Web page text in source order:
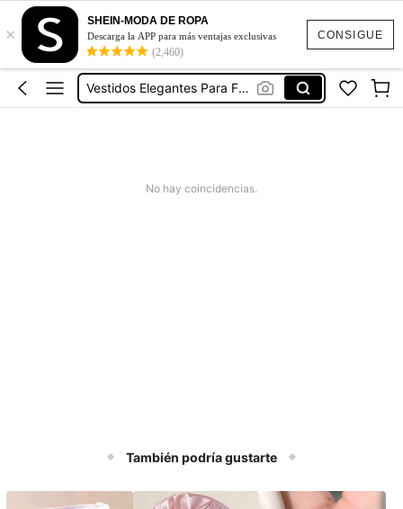
CONSIGUE
×
SHEIN-MODA DE ROPA
Descarga la APP para más ventajas exclusivas
(2,460)
Blusas Para Mujer
Brinquedos Sensuais Adultos
Vestidos
Vestidos Elegantes Para Fiesta
No hay coincidencias.
También podría gustarte